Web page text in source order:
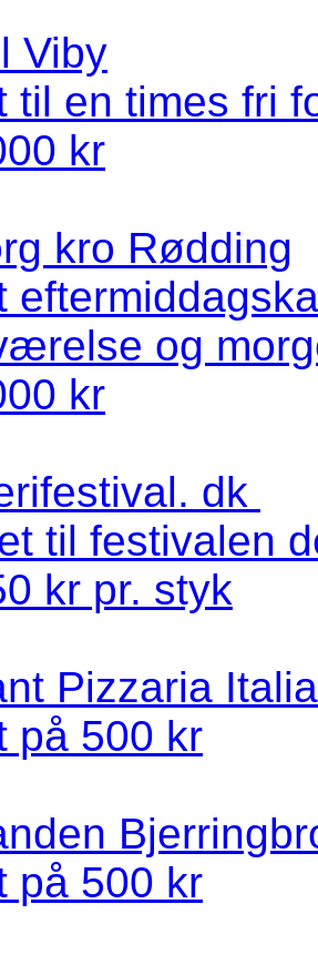
Viby
til en times fri
kr
kro Rødding
og
kr
dk
til festivalen
kr pr. styk
Pizzaria
på 500 kr
på 500 kr